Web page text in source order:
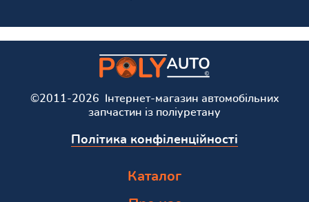
©2011-2026 Інтернет-магазин автомобільних
запчастин із поліуретану
Політика конфіленційності
Каталог